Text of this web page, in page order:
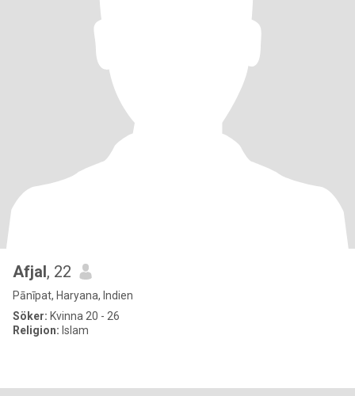
Afjal, 22
Pānīpat, Haryana, Indien
Söker: Kvinna 20 - 26
Religion: Islam